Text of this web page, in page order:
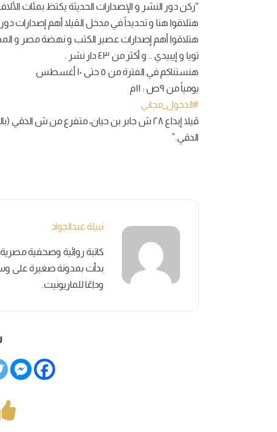
“ركن دور النشر و الإصدارات الحديثة يكتظ بمئات
هتلاقوا هنا و تحديداً في مدخل الڤيلا أهم إصدارات دور
هتلاقوا أهم إصدارات عصير الكتب و نهضة مصر و
تويا و إيبيدي .. و أكثر من ٤٣ دار نشر .
هنستناكم في الفترة من ٥ حتى ١٠ أغسطس
يومياً من ٩ص : ١١م
#الدخول_مجاني
ڤيلا إبداع ٢٨ ش جابر بن حيان، متفرع
الدقي.”
نبيلة عبدالجواد
بدأت بمدونة صغيرة على
وداعًا للماريونيت.